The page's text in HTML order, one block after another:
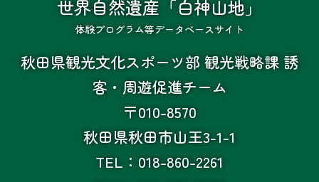
世界自然遺産「白神山地」
体験プログラム等データベースサイト
秋田県観光文化スポーツ部 観光戦略課 誘
客・周遊促進チーム
〒010-8570
秋田県秋田市山王3-1-1
TEL：018-860-2261